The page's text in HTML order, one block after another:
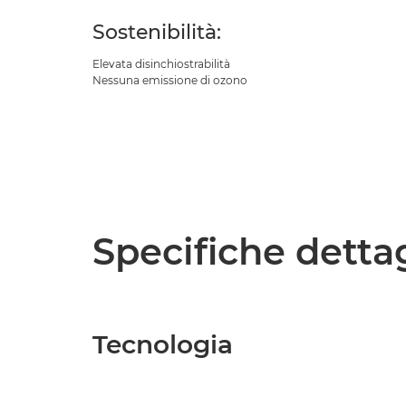
Sostenibilità:
Elevata disinchiostrabilità
Nessuna emissione di ozono
Specifiche
Tecnologia